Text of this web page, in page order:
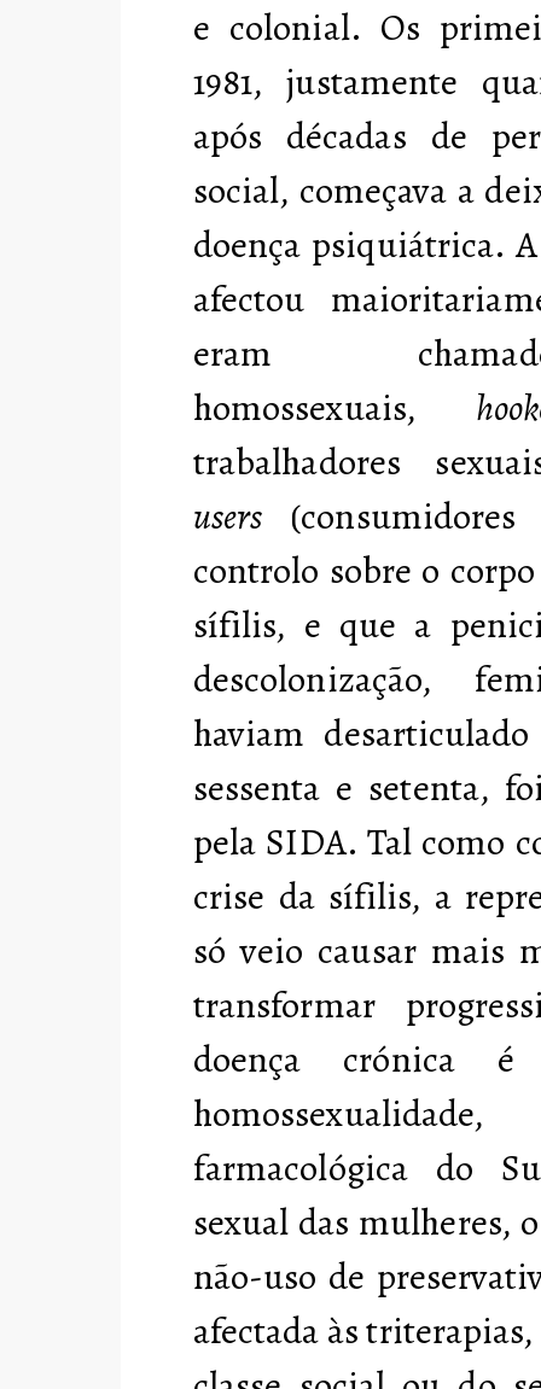
e colonial. Os
1981, justamente
após décadas de
social, começava a
doença psiquiátrica.
afectou
eram
homossexuais,
trabalhadores
users
controlo sobre o
sífilis, e que a
descolonização,
haviam
sessenta e setenta,
pela SIDA. Tal como
crise da sífilis, a
só veio causar mais
transformar
doença crónica é
farmacológica do
sexual das mulheres,
não-uso de
afectada às